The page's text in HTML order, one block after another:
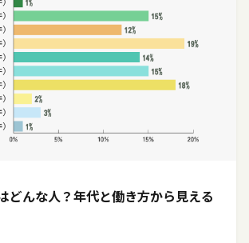
どんな人？年代と働き方から見える